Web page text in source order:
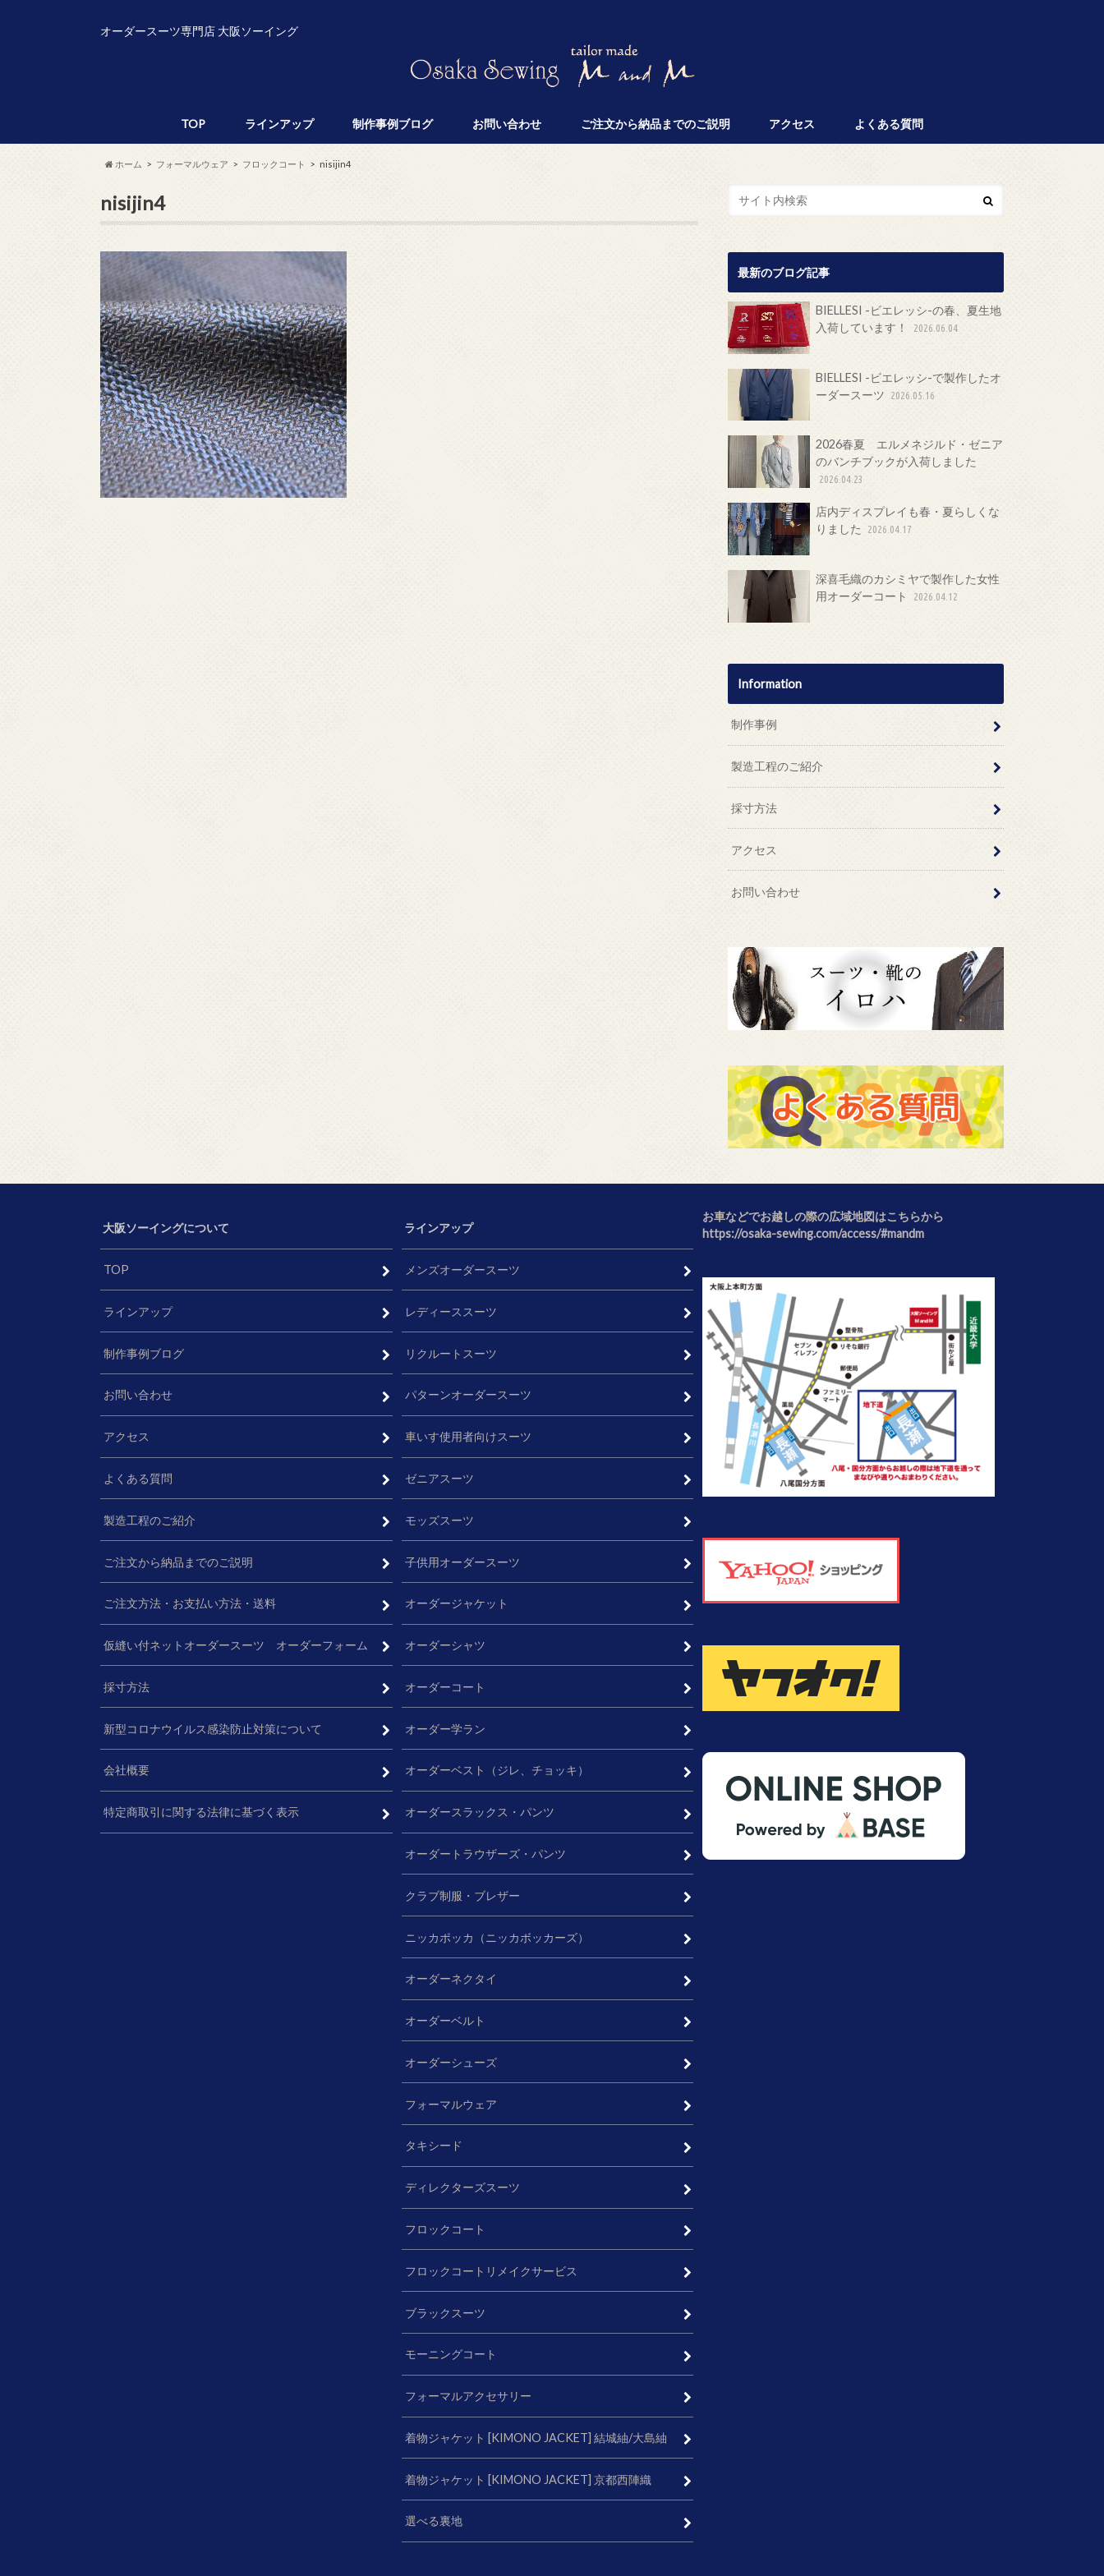
オーダースーツ専門店 大阪ソーイング
TOP ラインアップ 制作事例ブログ お問い合わせ ご注文から納品までのご説明 アクセス よくある質問
ホーム フォーマルウェア フロックコート nisijin4
nisijin4
最新のブログ記事
BIELLESI -ビエレッシ-の春、夏生地
入荷しています！
2026.06.04
BIELLESI -ビエレッシ-で製作したオ
ーダースーツ
2026.05.16
2026春夏 エルメネジルド・ゼニア
のバンチブックが入荷しました
2026.04.23
店内ディスプレイも春・夏らしくな
りました
2026.04.17
深喜毛織のカシミヤで製作した女性
用オーダーコート
2026.04.12
Information
制作事例
製造工程のご紹介
採寸方法
アクセス
お問い合わせ
大阪ソーイングについて
TOP
ラインアップ
制作事例ブログ
お問い合わせ
アクセス
よくある質問
製造工程のご紹介
ご注文から納品までのご説明
ご注文方法・お支払い方法・送料
仮縫い付ネットオーダースーツ オーダーフォーム
採寸方法
新型コロナウイルス感染防止対策について
会社概要
特定商取引に関する法律に基づく表示
ラインアップ
メンズオーダースーツ
レディーススーツ
リクルートスーツ
パターンオーダースーツ
車いす使用者向けスーツ
ゼニアスーツ
モッズスーツ
子供用オーダースーツ
オーダージャケット
オーダーシャツ
オーダーコート
オーダー学ラン
オーダーベスト（ジレ、チョッキ）
オーダースラックス・パンツ
オーダートラウザーズ・パンツ
クラブ制服・ブレザー
ニッカポッカ（ニッカボッカーズ）
オーダーネクタイ
オーダーベルト
オーダーシューズ
フォーマルウェア
タキシード
ディレクターズスーツ
フロックコート
フロックコートリメイクサービス
ブラックスーツ
モーニングコート
フォーマルアクセサリー
着物ジャケット [KIMONO JACKET] 結城紬/大島紬
着物ジャケット [KIMONO JACKET] 京都西陣織
選べる裏地
お車などでお越しの際の広域地図はこちらから
https://osaka-sewing.com/access/#mandm